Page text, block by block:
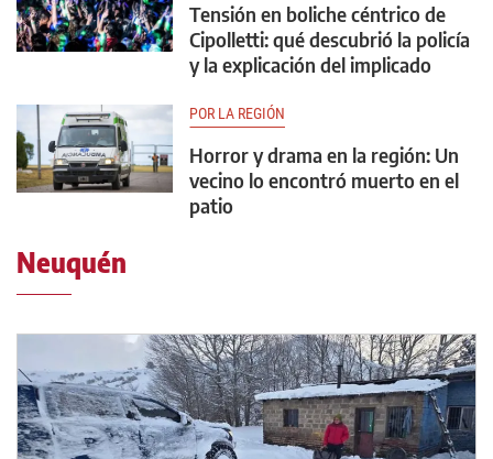
Tensión en boliche céntrico de
Cipolletti: qué descubrió la policía
y la explicación del implicado
POR LA REGIÓN
Horror y drama en la región: Un
vecino lo encontró muerto en el
patio
Neuquén